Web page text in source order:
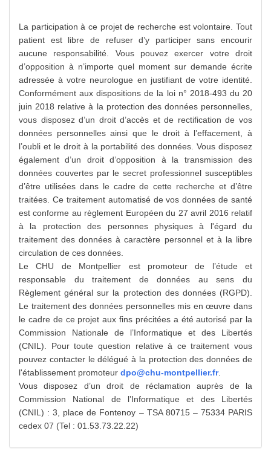
La participation à ce projet de recherche est volontaire. Tout
patient est libre de refuser d’y participer sans encourir
aucune responsabilité. Vous pouvez exercer votre droit
d’opposition à n’importe quel moment sur demande écrite
adressée à votre neurologue en justifiant de votre identité.
Conformément aux dispositions de la loi n° 2018-493 du 20
juin 2018 relative à la protection des données personnelles,
vous disposez d’un droit d’accès et de rectification de vos
données personnelles ainsi que le droit à l’effacement, à
l’oubli et le droit à la portabilité des données. Vous disposez
également d’un droit d’opposition à la transmission des
données couvertes par le secret professionnel susceptibles
d’être utilisées dans le cadre de cette recherche et d’être
traitées. Ce traitement automatisé de vos données de santé
est conforme au règlement Européen du 27 avril 2016 relatif
à la protection des personnes physiques à l'égard du
traitement des données à caractère personnel et à la libre
circulation de ces données.
Le CHU de Montpellier est promoteur de l’étude et
responsable du traitement de données au sens du
Règlement général sur la protection des données (RGPD).
Le traitement des données personnelles mis en œuvre dans
le cadre de ce projet aux fins précitées a été autorisé par la
Commission Nationale de l’Informatique et des Libertés
(CNIL). Pour toute question relative à ce traitement vous
pouvez contacter le délégué à la protection des données de
l'établissement promoteur dpo@chu-montpellier.fr.
Vous disposez d’un droit de réclamation auprès de la
Commission National de l’Informatique et des Libertés
(CNIL) : 3, place de Fontenoy – TSA 80715 – 75334 PARIS
cedex 07 (Tel : 01.53.73.22.22)